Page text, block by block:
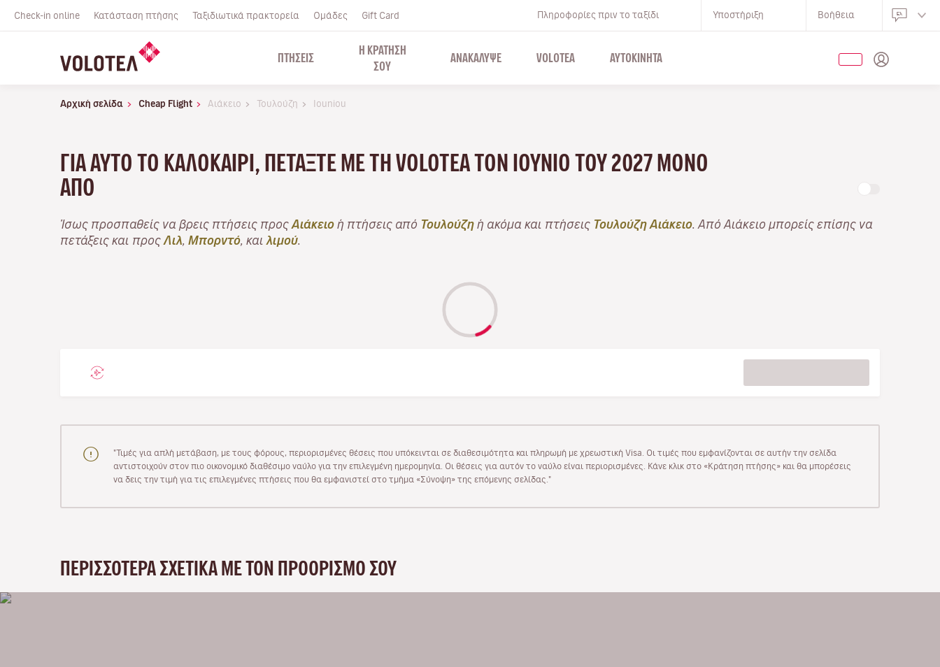
Check-in online Κατάσταση πτήσης Ταξιδιωτικά πρακτορεία Ομάδες Gift Card Πληροφορίες πριν το ταξίδι Υποστήριξη Βοήθεια
ΠΤΉΣΕΙΣ
Η ΚΡΑΤΗΣΗ
ΣΟΥ
ΑΝΑΚΑΛΥΨΕ VOLOTEA ΑΥΤΟΚΊΝΗΤΑ
Αρχική σελίδα Cheap Flight Αιάκειο Τουλούζη Iouniou
ΓΙΑ ΑΥΤΌ ΤΟ ΚΑΛΟΚΑΊΡΙ, ΠΕΤΆΞΤΕ ΜΕ ΤΗ VOLOTEA ΤΟΝ ΙΟΎΝΙΟ ΤΟΥ 2027 ΜΌΝΟ
ΑΠΌ
Ίσως προσπαθείς να βρεις πτήσεις προς Αιάκειο ή πτήσεις από Τουλούζη ή ακόμα και πτήσεις Τουλούζη Αιάκειο . Από Αιάκειο μπορείς επίσης να
πετάξεις και προς Λιλ Μπορντό , και λιμού
"Τιμές για απλή μετάβαση, με τους φόρους, περιορισμένες θέσεις που υπόκεινται σε διαθεσιμότητα και πληρωμή με χρεωστική Visa. Οι τιμές που εμφανίζονται σε αυτήν την σελίδα
αντιστοιχούν στον πιο οικονομικό διαθέσιμο ναύλο για την επιλεγμένη ημερομηνία. Οι θέσεις για αυτόν το ναύλο είναι περιορισμένες. Κάνε κλικ στο «Κράτηση πτήσης» και θα μπορέσεις
να δεις την τιμή για τις επιλεγμένες πτήσεις που θα εμφανιστεί στο τμήμα «Σύνοψη» της επόμενης σελίδας."
ΠΕΡΙΣΣΌΤΕΡΑ ΣΧΕΤΙΚΆ ΜΕ ΤΟΝ ΠΡΟΟΡΙΣΜΌ ΣΟΥ